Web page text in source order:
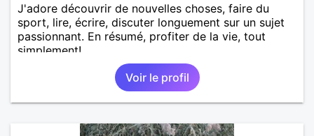
J'adore découvrir de nouvelles choses, faire du
sport, lire, écrire, discuter longuement sur un sujet
passionnant. En résumé, profiter de la vie, tout
simplement!
Voir le profil